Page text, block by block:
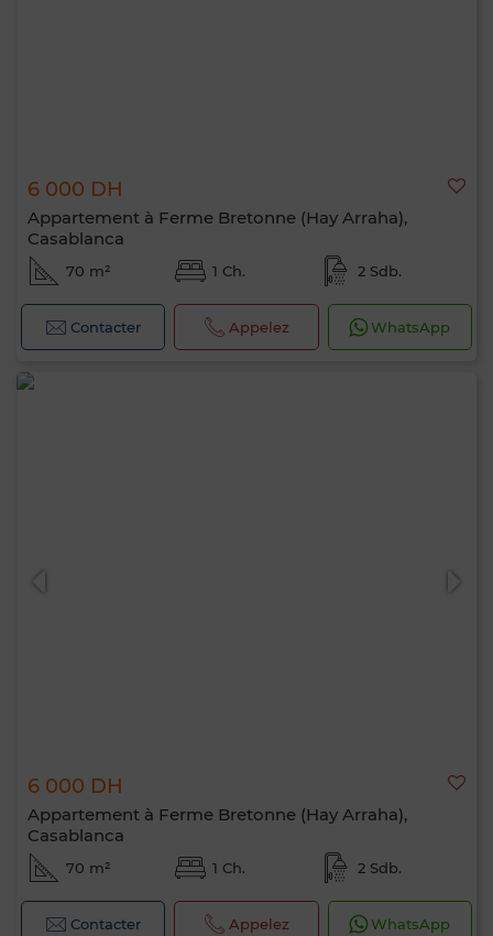
6 000 DH
Appartement à Ferme Bretonne (Hay Arraha),
Casablanca
70 m² 1 Ch. 2 Sdb.
Contacter Appelez WhatsApp
6 000 DH
Appartement à Ferme Bretonne (Hay Arraha),
Casablanca
70 m² 1 Ch. 2 Sdb.
Contacter Appelez WhatsApp